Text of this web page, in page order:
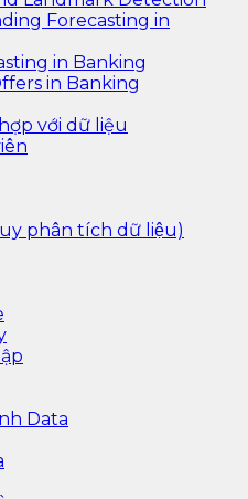
Forecasting in
in Banking
in Banking
với dữ liệu
phân tích dữ liệu)
Data